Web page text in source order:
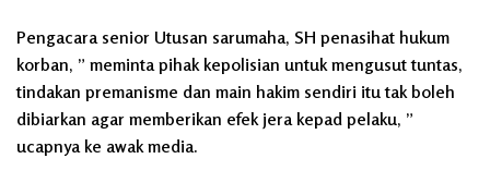
Pengacara senior Utusan sarumaha, SH penasihat hukum
korban, ” meminta pihak kepolisian untuk mengusut tuntas,
tindakan premanisme dan main hakim sendiri itu tak boleh
dibiarkan agar memberikan efek jera kepad pelaku, ”
ucapnya ke awak media.